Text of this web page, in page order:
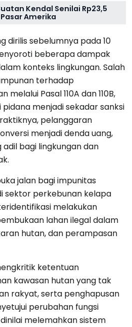
Kendal Senilai Rp23,5
Amerika
dirilis sebelumnya pada 10
beberapa dampak
konteks lingkungan. Salah
terhadap
Pasal 110A dan 110B,
menjadi sekadar sanksi
pelanggaran
menjadi denda uang,
bagi lingkungan dan
jalan bagi impunitas
sektor perkebunan kelapa
melakukan
lahan ilegal dalam
hutan, dan perampasan
ketentuan
kawasan hutan yang tak
rakyat, serta penghapusan
perubahan fungsi
melemahkan sistem